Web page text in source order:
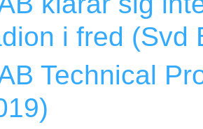
i fred (Svd
Technical